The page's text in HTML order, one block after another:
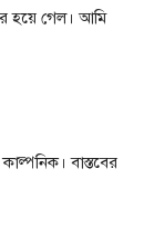
হয়ে গেল। আমি
বাস্তবের